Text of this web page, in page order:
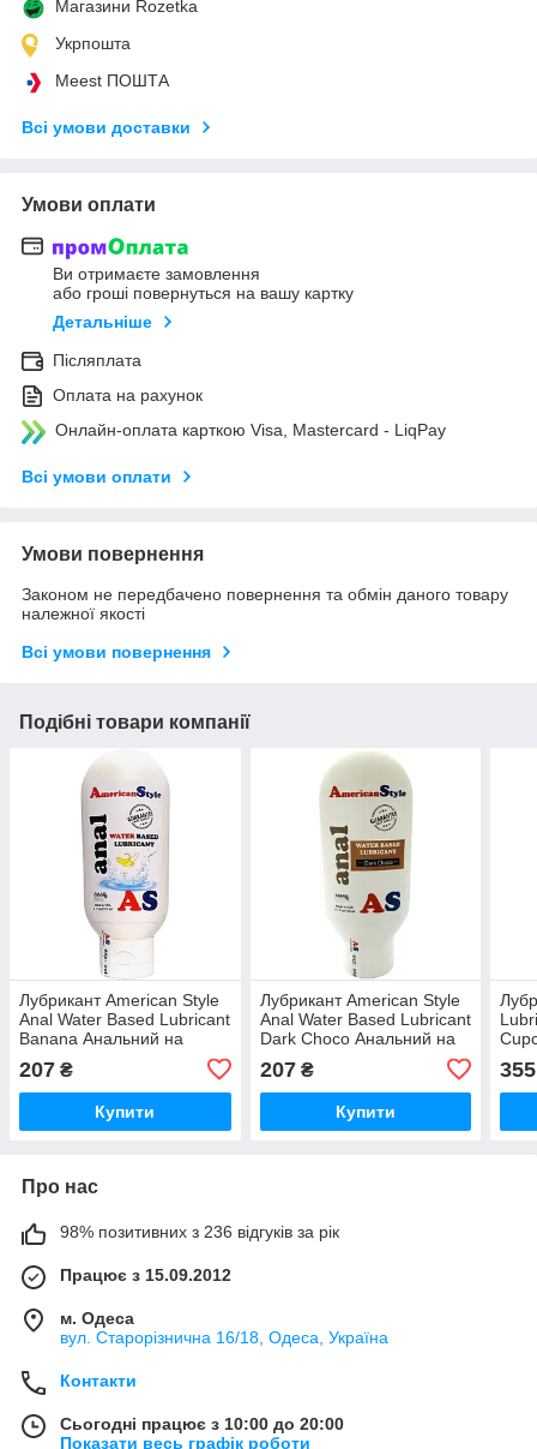
Магазини Rozetka
Укрпошта
Meest ПОШТА
Всі умови доставки
Умови оплати
Ви отримаєте замовлення
або гроші повернуться на вашу картку
Детальніше
Післяплата
Оплата на рахунок
Онлайн-оплата карткою Visa, Mastercard - LiqPay
Всі умови оплати
Умови повернення
Законом не передбачено повернення та обмін даного товару
належної якості
Всі умови повернення
Подібні товари компанії
Лубрикант American Style
Anal Water Based Lubricant
Banana Анальний на
водно-силіконовій основі
Банан 115 мл
207 ₴
Купити
Лубрикант American Style
Anal Water Based Lubricant
Dark Choco Анальний на
водно-силіконовій основі
Шоколад 115 мл
207₴
Купити
355
Про нас
98% позитивних з 236 відгуків за рік
Працює з 15.09.2012
м. Одеса
вул. Старорізнична 16/18, Одеса, Україна
Контакти
Сьогодні працює з 10:00 до 20:00
Показати весь графік роботи